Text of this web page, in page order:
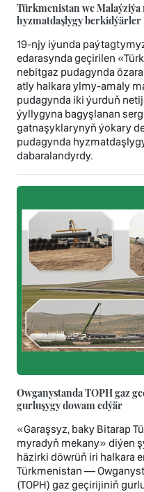
Türkmenistan we
hyzmatdaşlygy berkidýärler
19-njy iýunda
edarasynda geçirilen
nebitgaz pudagynda
atly halkara ylmy-amaly
pudagynda iki ýurduň
ýyllygyna bagyşlanan
gatnaşyklarynyň ýokary
pudagynda
dabaralandyrdy.
Owganystanda TOPH gaz
gurluşygy dowam edýär
«Garaşsyz, baky Bitarap
myradyň mekany» diýen
häzirki döwrüň iri halkara
Türkmenistan —
(TOPH) gaz geçirijiniň